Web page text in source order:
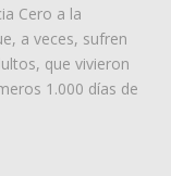
Cero a la
a veces, sufren
que vivieron
1.000 días de